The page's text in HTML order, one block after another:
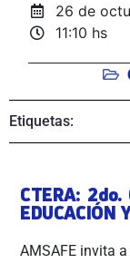
26 de
11:10 hs
Etiquetas:
CTERA: 2do.
EDUCACIÓN
AMSAFE invita